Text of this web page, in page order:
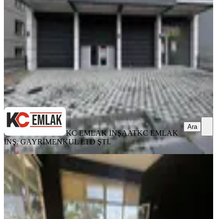
1 Oda
·280 m²·Düz Giriş (Zemin)· 08.08.2026
41.000 ₺
KC EMLAK İNŞAATKC EMLAK İNŞ. GAYRİMENKUL LTD
ŞTİ.
Ara
KC EMLAK İNŞAATKC EMLAK
İNŞ. GAYRİMENKUL LTD ŞTİ.
Ara
YENİ
Buca Parisa'dan Merkezi Konumda
Köşe Kiralık Dükkan
İzmir, Buca
2 Oda· 35 m² Düz Giriş (Zemin)